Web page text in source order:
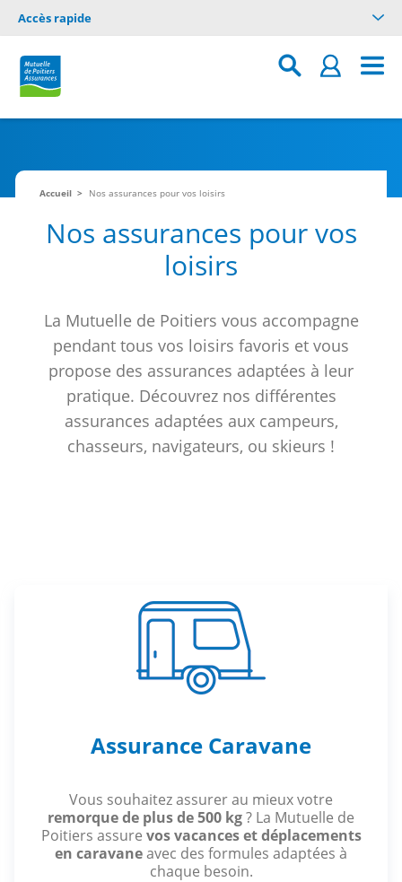
Accès rapide
Accueil Nos assurances pour vos loisirs
Nos assurances pour vos
loisirs
La Mutuelle de Poitiers vous accompagne
pendant tous vos loisirs favoris et vous
propose des assurances adaptées à leur
pratique. Découvrez nos différentes
assurances adaptées aux campeurs,
chasseurs, navigateurs, ou skieurs !
Assurance Caravane
Vous souhaitez assurer au mieux votre
remorque de plus de 500 kg? La Mutuelle de
Poitiers assure vos vacances et déplacements
en caravaneavec des formules adaptées à
chaque besoin.